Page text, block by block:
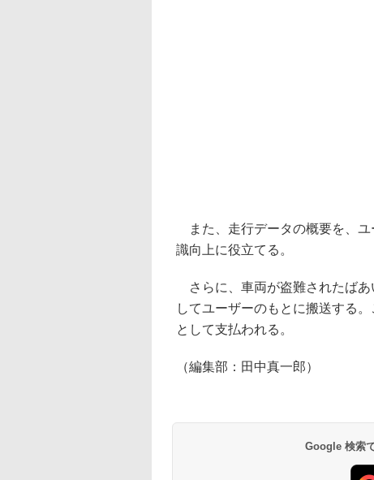
また、走行データの概要を、ユ
識向上に役立てる。
さらに、車両が盗難されたばあ
してユーザーのもとに搬送する
として支払われる。
（編集部：田中真一郎）
Google 検索